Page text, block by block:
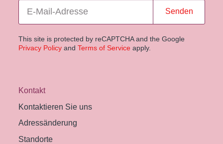
Senden
This site is protected by reCAPTCHA and the Google
Privacy Policyand Terms of Service apply.
Kontakt
Kontaktieren Sie uns
Adressänderung
Standorte